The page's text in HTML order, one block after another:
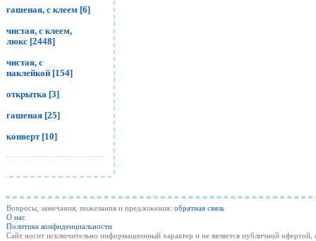
гашеная, с клеем [6]
чистая, с клеем,
люкс [2448]
чистая, с
наклейкой [154]
открытка [3]
гашеная [25]
конверт [10]
Вопросы, замечания, пожелания и предложения: обратная связь
О нас
Политика конфиденциальности
Cайт носит исключительно информационный характер и не является публичной